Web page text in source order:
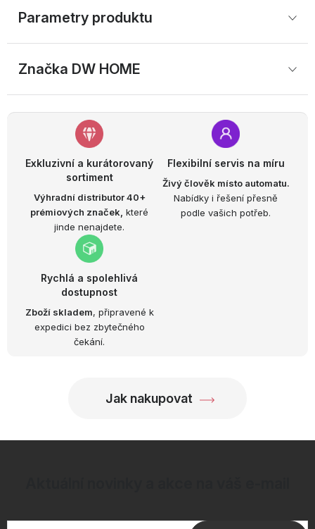
Parametry produktu
Značka DW HOME
Exkluzivní a kurátorovaný
sortiment
Výhradní distributor 40+
prémiových značek, které
jinde nenajdete.
Flexibilní servis na míru
Živý člověk místo automatu.
Nabídky i řešení přesně
podle vašich potřeb.
Rychlá a spolehlivá
dostupnost
Zboží skladem, připravené k
expedici bez zbytečného
čekání.
Jak nakupovat